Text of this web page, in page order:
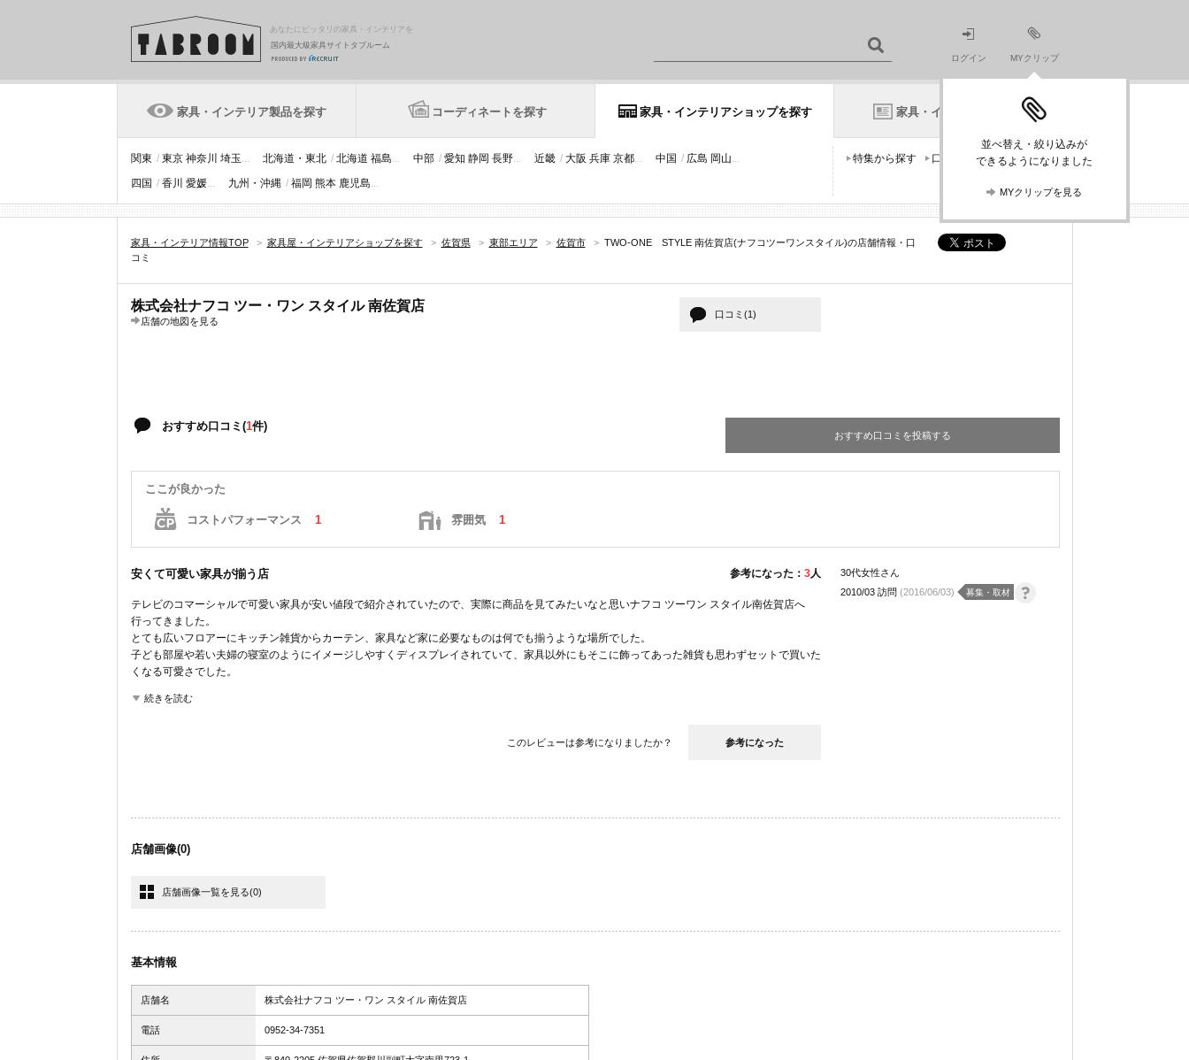
あなたにピッタリの家具・インテリアを
国内最大級家具サイトタブルーム
ログイン MYクリップ
並べ替え・絞り込みが
できるようになりました
MYクリップを見る
家具・インテリア製品を探す コーディネートを探す 家具・インテリアショップを探す 家具・インテリアニュース
関東 / 東京 神奈川 埼玉... 北海道・東北 / 北海道 福島... 中部 / 愛知 静岡 長野... 近畿 / 大阪 兵庫 京都... 中国 / 広島 岡山...
四国 / 香川 愛媛... 九州・沖縄 / 福岡 熊本 鹿児島...
特集から探す 口コミから探す
家具・インテリア情報TOP > 家具屋・インテリアショップを探す > 佐賀県 > 東部エリア > 佐賀市 > TWO-ONE STYLE 南佐賀店(ナフコツーワンスタイル)の店舗情報・口
コミ
株式会社ナフコ ツー・ワン スタイル 南佐賀店
店舗の地図を見る
口コミ(1)
おすすめ口コミ(1件)
おすすめ口コミを投稿する
ここが良かった
コストパフォーマンス 1 雰囲気 1
安くて可愛い家具が揃う店 参考になった： 3人
テレビのコマーシャルで可愛い家具が安い値段で紹介されていたので、実際に商品を見てみたいなと思いナフコ ツーワン スタイル南佐賀店へ
行ってきました。
とても広いフロアーにキッチン雑貨からカーテン、家具など家に必要なものは何でも揃うような場所でした。
子ども部屋や若い夫婦の寝室のようにイメージしやすくディスプレイされていて、家具以外にもそこに飾ってあった雑貨も思わずセットで買いた
くなる可愛さでした。
も助かりました。
続きを読む
このレビューは参考になりましたか？ 参考になった
30代女性さん
2010/03 訪問 (2016/06/03) 募集・取材
店舗画像(0)
店舗画像一覧を見る(0)
基本情報
店舗名 株式会社ナフコ ツー・ワン スタイル 南佐賀店
電話 0952-34-7351